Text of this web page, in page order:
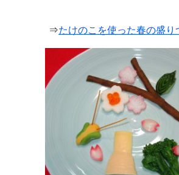
⇒たけのこを使った春の盛り